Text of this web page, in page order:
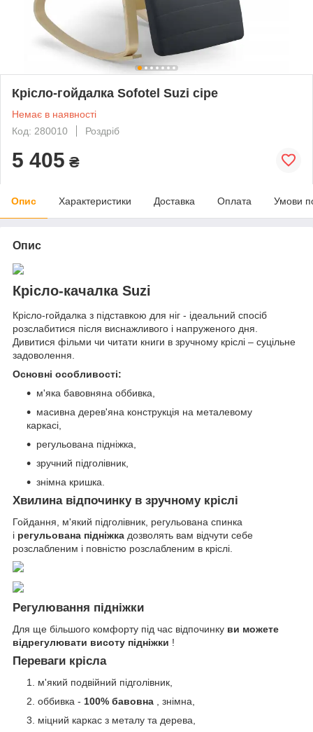
Крісло-гойдалка Sofotel Suzi сіре
Немає в наявності
Код: 280010
Роздріб
5 405 ₴
Опис Характеристики Доставка Оплата Умови
Опис
Крісло-качалка Suzi
Крісло-гойдалка з підставкою для ніг - ідеальний спосіб
розслабитися після виснажливого і напруженого дня.
Дивитися фільми чи читати книги в зручному кріслі – суцільне
задоволення.
Основні особливості:
м'яка бавовняна оббивка,
масивна дерев'яна конструкція на металевому
каркасі,
регульована підніжка,
зручний підголівник,
знімна кришка.
Хвилина відпочинку в зручному кріслі
Гойдання, м'який підголівник, регульована спинка
і регульована підніжка дозволять вам відчути себе
розслабленим і повністю розслабленим в кріслі.
Регулювання підніжки
Для ще більшого комфорту під час відпочинку ви можете
відрегулювати висоту підніжки !
Переваги крісла
м'який подвійний підголівник,
оббивка - 100% бавовна , знімна,
міцний каркас з металу та дерева,